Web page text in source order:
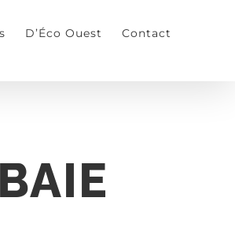
D’Éco Ouest Contact